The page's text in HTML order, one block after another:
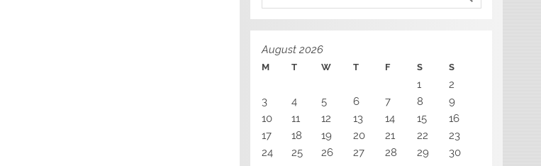
August 2026
M T W T F S S
1
2
3
4 5 6 7 8
9
10
11 12 13 14 15
16
17
18 19 20 21 22
23
24
25 26 27 28 29
30